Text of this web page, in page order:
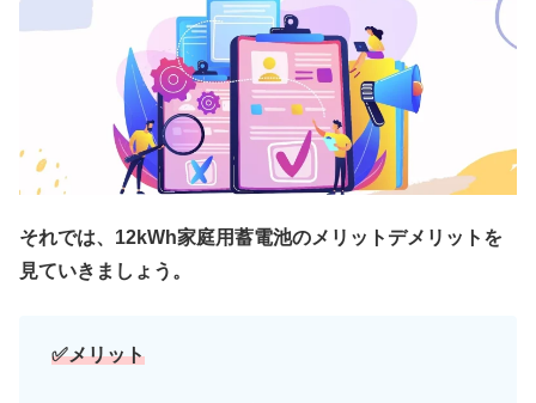
それでは、12kWh家庭用蓄電池のメリットデメリットを
見ていきましょう。
✅メリット